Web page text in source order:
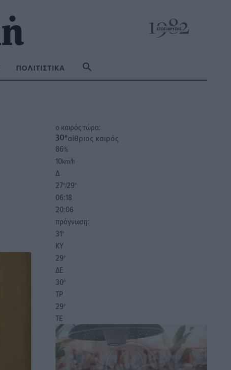
ΠΟΛΙΤΙΣΤΙΚΆ
o καιρός τώρα:
30°αίθριος καιρός
86%
10km/h
Δ
27°/29°
06:18
20:06
πρόγνωση:
31°
ΚΥ
29°
ΔΕ
30°
ΤΡ
29°
ΤΕ